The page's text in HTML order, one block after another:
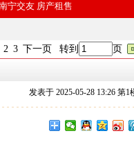
宁交友 房产租售
2 3 下一页 转到
页
发表于 2025-05-28 13:26 第1